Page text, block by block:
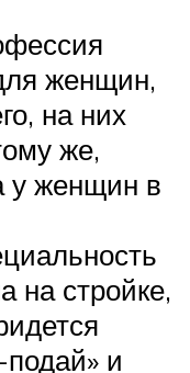
женщин,
на них
же,
у женщин в
на стройке,
и